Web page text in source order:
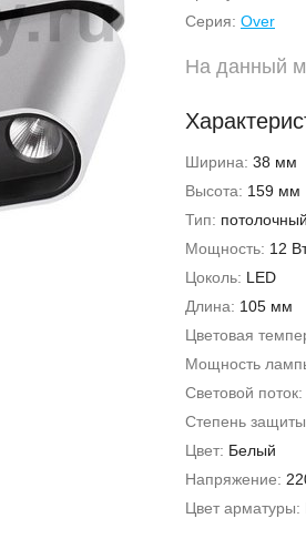
Серия: Over
На данный
Ширина: 38 мм
Высота: 159 мм
Тип: потолочный
Мощность: 12
Цоколь: LED
Длина: 105 мм
Цветовая
Мощность
Световой поток:
Степень
Цвет: Белый
Напряжение:
Цвет арматуры: